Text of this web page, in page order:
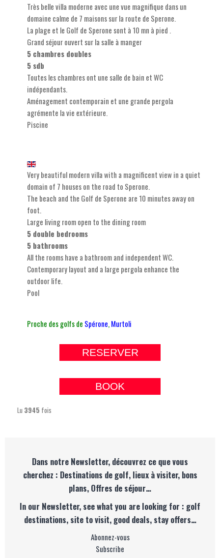
Très belle villa moderne avec une vue magnifique dans un
domaine calme de 7 maisons sur la route de Sperone.
La plage et le Golf de Sperone sont à 10 mn à pied .
Grand séjour ouvert sur la salle à manger
5 chambres doubles
5 sdb
Toutes les chambres ont une salle de bain et WC
indépendants.
Aménagement contemporain et une grande pergola
agrémente la vie extérieure.
Piscine
Very beautiful modern villa with a magnificent view in a quiet
domain of 7 houses on the road to Sperone.
The beach and the Golf de Sperone are 10 minutes away on
foot.
Large living room open to the dining room
5 double bedrooms
5 bathrooms
All the rooms have a bathroom and independent WC.
Contemporary layout and a large pergola enhance the
outdoor life.
Pool
Proche des golfs de Spérone,Murtoli
RESERVER
BOOK
Lu 3945 fois
Dans notre Newsletter, découvrez ce que vous
cherchez : Destinations de golf, lieux à visiter, bons
plans, Offres de séjour…
In our Newsletter, see what you are looking for : golf
destinations, site to visit, good deals, stay offers…
Abonnez-vous
Subscribe